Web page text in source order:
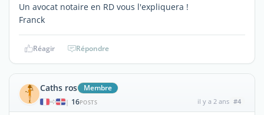
Un avocat notaire en RD vous l'expliquera !
Franck
Réagir Répondre
Caths ros Membre
| 16POSTS il y a 2 ans #4